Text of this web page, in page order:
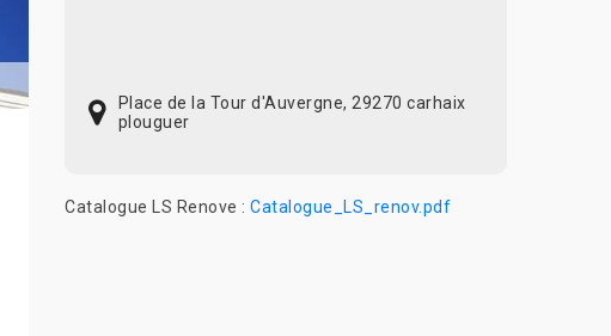
Place de la Tour d'Auvergne, 29270 carhaix
plouguer
Catalogue LS Renove : Catalogue_LS_renov.pdf